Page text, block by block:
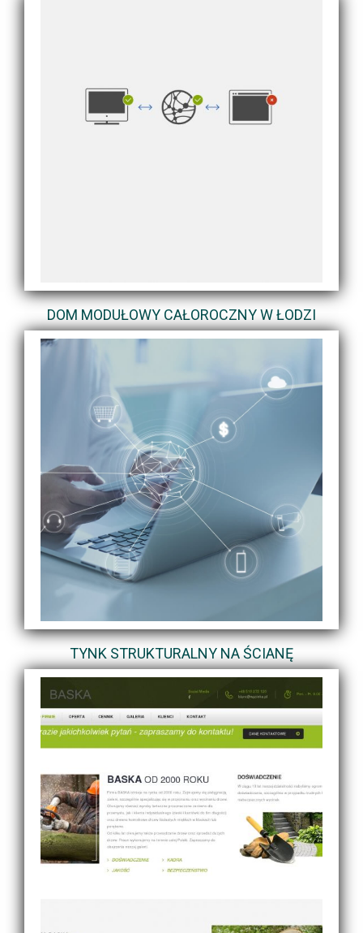
DOM MODUŁOWY CAŁOROCZNY W ŁODZI
TYNK STRUKTURALNY NA ŚCIANĘ